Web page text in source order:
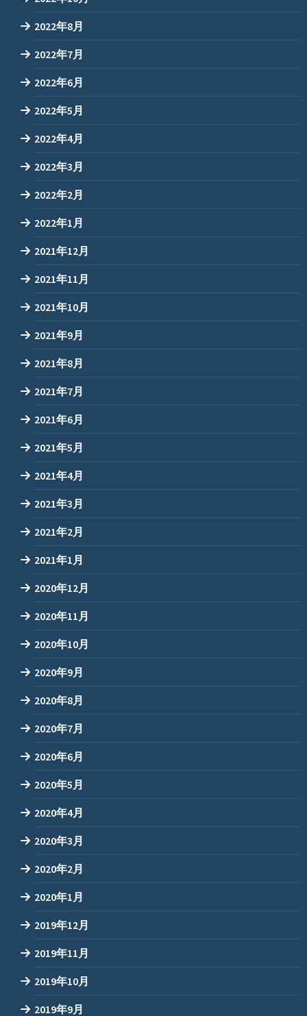
2022年8月
2022年7月
2022年6月
2022年5月
2022年4月
2022年3月
2022年2月
2022年1月
2021年12月
2021年11月
2021年10月
2021年9月
2021年8月
2021年7月
2021年6月
2021年5月
2021年4月
2021年3月
2021年2月
2021年1月
2020年12月
2020年11月
2020年10月
2020年9月
2020年8月
2020年7月
2020年6月
2020年5月
2020年4月
2020年3月
2020年2月
2020年1月
2019年12月
2019年11月
2019年10月
2019年9月